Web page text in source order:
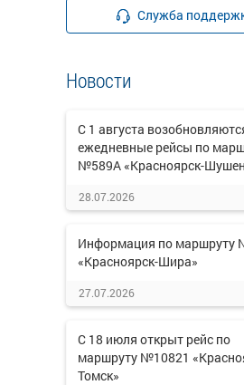
Служба
Новости
С 1 августа
ежедневные рейсы по
№589А «Красноярск-
28.07.2026
Информация по маршруту
«Красноярск-Шира»
27.07.2026
С 18 июля открыт рейс по
маршруту №10821
Томск»